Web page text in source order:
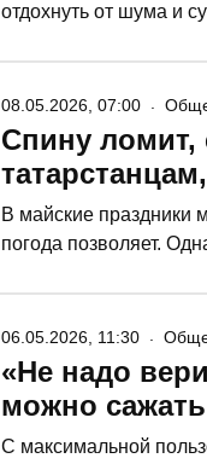
отдохнуть от шума и
трудотерапия против
Спину ломит,
В майские праздники
погода позволяет.
приступов
08.05.2026, 07:00
«Не надо
можно
С максимальной
06.05.2026, 11:30